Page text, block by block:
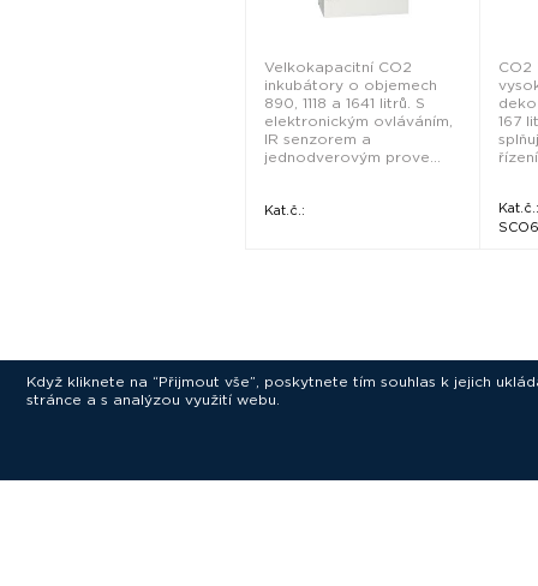
Velkokapacitní CO2
inkubátory o objemech
890, 1118 a 1641 litrů. S
elektronickým ovláváním,
IR senzorem a
jednodverovým prove...
Kat.č.:
CO2
167
Kat.č.:
Když kliknete na “Přijmout vše”, poskytnete tím souhlas k jejich
stránce a s analýzou využití webu.